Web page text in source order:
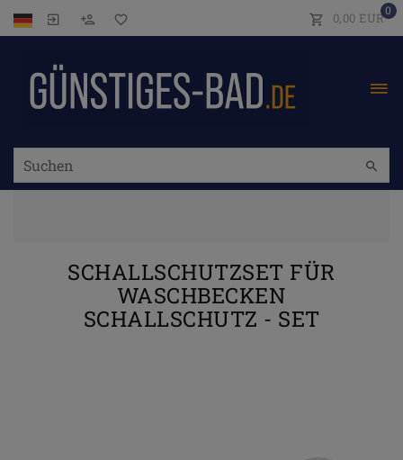
0
0,00 EUR
SCHALLSCHUTZSET FÜR
WASCHBECKEN
SCHALLSCHUTZ - SET